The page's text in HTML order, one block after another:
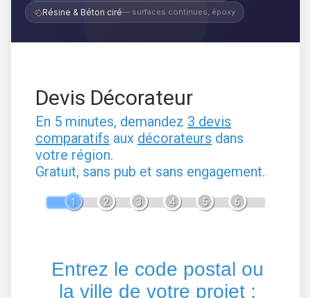
Résine & Béton ciré— surfaces continues, époxy
Devis Décorateur
En 5 minutes, demandez 3 devis
comparatifs aux décorateurs dans
votre région.
Gratuit, sans pub et sans engagement.
1 2 3 4 5 6
Entrez le code postal ou
la ville de votre projet :